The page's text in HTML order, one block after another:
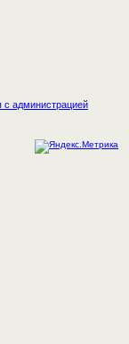
с администрацией